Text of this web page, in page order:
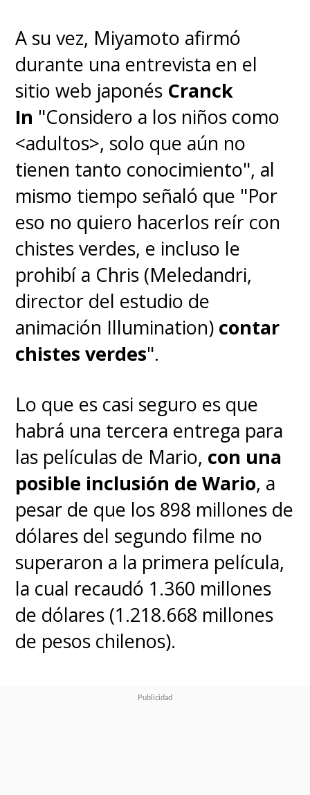
A su vez, Miyamoto afirmó
durante una entrevista en el
sitio web japonés Cranck
In "Considero a los niños como
<adultos>, solo que aún no
tienen tanto conocimiento", al
mismo tiempo señaló que "Por
eso no quiero hacerlos reír con
chistes verdes, e incluso le
prohibí a Chris (Meledandri,
director del estudio de
animación Illumination) contar
chistes verdes".
Lo que es casi seguro es que
habrá una tercera entrega para
las películas de Mario, con una
posible inclusión de Wario, a
pesar de que los 898 millones de
dólares del segundo filme no
superaron a la primera película,
la cual recaudó 1.360 millones
de dólares (1.218.668 millones
de pesos chilenos).